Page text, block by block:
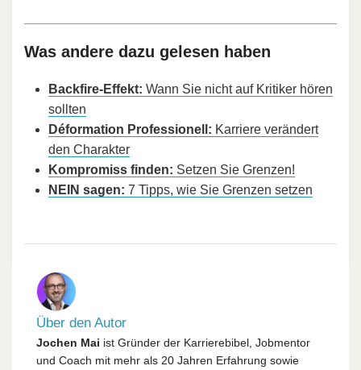
Was andere dazu gelesen haben
Backfire-Effekt: Wann Sie nicht auf Kritiker hören
sollten
Déformation Professionell: Karriere verändert
den Charakter
Kompromiss finden: Setzen Sie Grenzen!
NEIN sagen: 7 Tipps, wie Sie Grenzen setzen
Über den Autor
Jochen Mai ist Gründer der Karrierebibel, Jobmentor
und Coach mit mehr als 20 Jahren Erfahrung sowie